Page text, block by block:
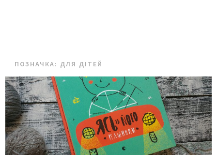
ПОЗНАЧКА: ДЛЯ ДІТЕЙ